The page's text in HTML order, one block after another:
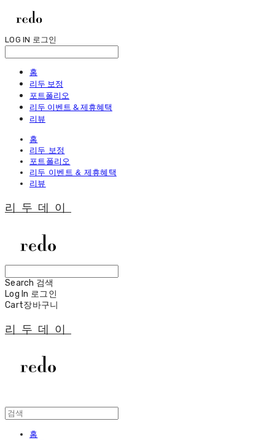
LOG IN 로그인
홈
리두 보정
포트폴리오
리두 이벤트 & 제휴혜택
리뷰
홈
리두 보정
포트폴리오
리두 이벤트 & 제휴혜택
리뷰
리두데이
Search 검색
Log In 로그인
Cart장바구니
리두데이
홈